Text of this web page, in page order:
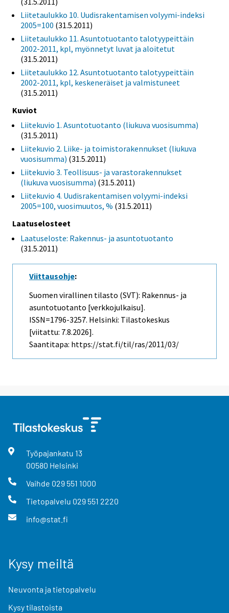
Liitetaulukko 10. Uudisrakentamisen volyymi-indeksi
2005=100 (31.5.2011)
Liitetaulukko 11. Asuntotuotanto talotyypeittäin
2002-2011, kpl, myönnetyt luvat ja aloitetut
(31.5.2011)
Liitetaulukko 12. Asuntotuotanto talotyypeittäin
2002-2011, kpl, keskeneräiset ja valmistuneet
(31.5.2011)
Kuviot
Liitekuvio 1. Asuntotuotanto (liukuva vuosisumma)
(31.5.2011)
Liitekuvio 2. Liike- ja toimistorakennukset (liukuva
vuosisumma) (31.5.2011)
Liitekuvio 3. Teollisuus- ja varastorakennukset
(liukuva vuosisumma) (31.5.2011)
Liitekuvio 4. Uudisrakentamisen volyymi-indeksi
2005=100, vuosimuutos, % (31.5.2011)
Laatuselosteet
Laatuseloste: Rakennus- ja asuntotuotanto
(31.5.2011)
Viittausohje:
Suomen virallinen tilasto (SVT): Rakennus- ja
asuntotuotanto [verkkojulkaisu].
ISSN=1796-3257. Helsinki: Tilastokeskus
[viitattu: 7.8.2026].
Saantitapa: https://stat.fi/til/ras/2011/03/
Työpajankatu 13
00580 Helsinki
Vaihde 029 551 1000
Tietopalvelu 029 551 2220
info@stat.fi
Kysy meiltä
Neuvonta ja tietopalvelu
Kysy tilastoista